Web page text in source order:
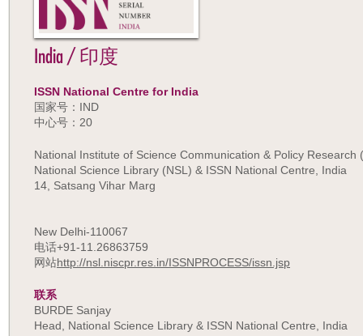
India / 印度
ISSN National Centre for India
国家号：IND
中心号：20
National Institute of Science Communication & Policy Research
National Science Library (NSL) & ISSN National Centre, India
14, Satsang Vihar Marg
New Delhi-110067
电话+91-11.26863759
网站http://nsl.niscpr.res.in/ISSNPROCESS/issn.jsp
联系
BURDE Sanjay
Head, National Science Library & ISSN National Centre, India